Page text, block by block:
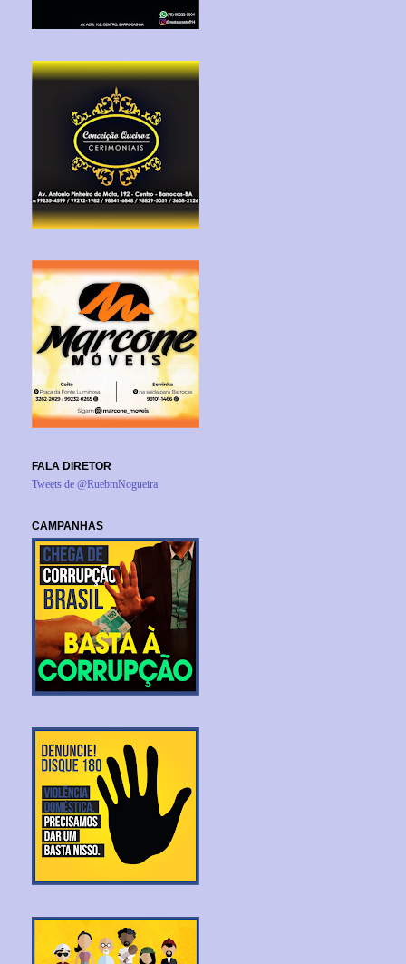
FALA DIRETOR
Tweets de @RuebmNogueira
CAMPANHAS